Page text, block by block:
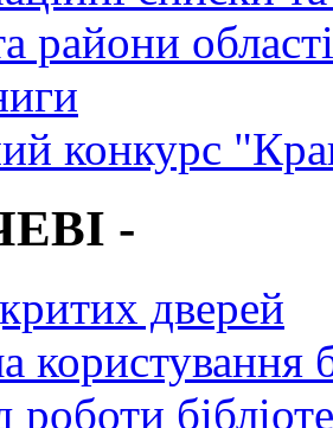
райони області
конкурс
-
дверей
користування
роботи